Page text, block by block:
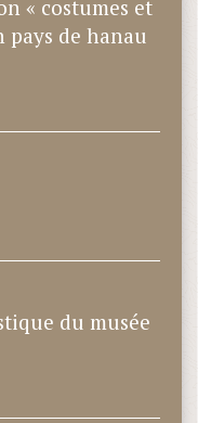
« costumes et
pays de hanau
du musée